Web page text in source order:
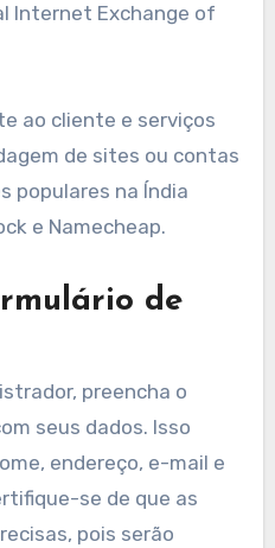
Internet Exchange of
ao cliente e serviços
de sites ou contas
populares na Índia
e Namecheap.
de
preencha o
seus dados. Isso
endereço, e-mail e
se de que as
pois serão